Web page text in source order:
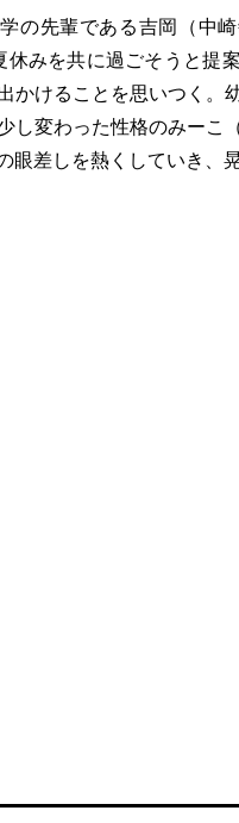
の先輩である吉岡（中
みを共に過ごそうと提
けることを思いつく。
変わった性格のみーこ
眼差しを熱くしていき、